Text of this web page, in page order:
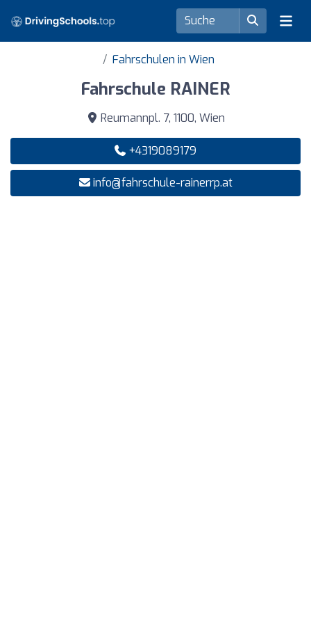
Fahrschulen in Wien
Fahrschule RAINER
Reumannpl. 7, 1100, Wien
+4319089179
info@fahrschule-rainerrp.at